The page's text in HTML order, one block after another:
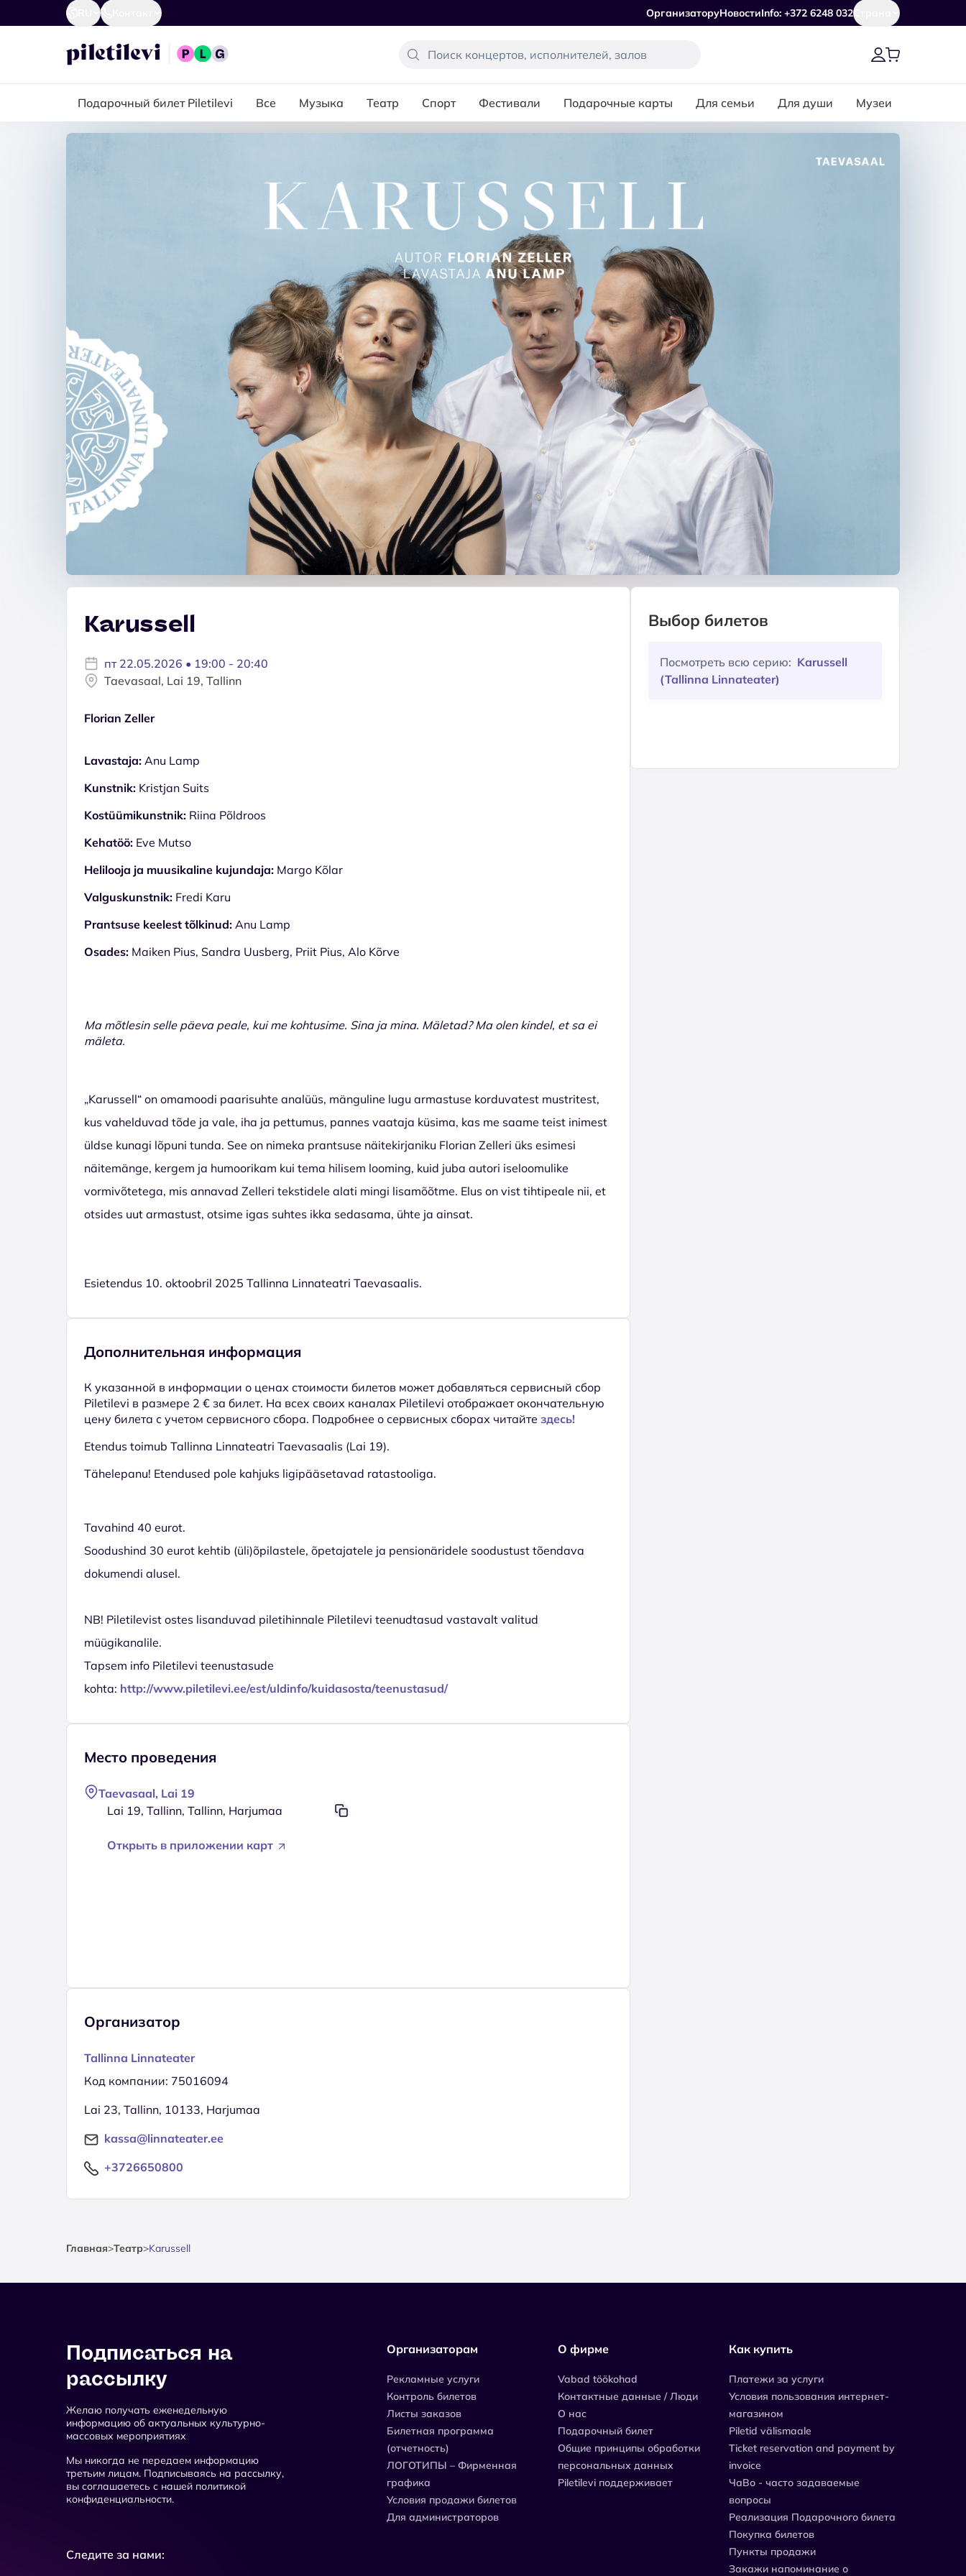
ОрганизаторуНовостиInfo: +372 6248 032Страна
Подарочный билет Piletilevi Все Музыка Театр Спорт Фестивали Подарочные карты Для семьи Для души Музеи
Karussell
пт 22.05.2026 • 19:00 - 20:40
Taevasaal, Lai 19, Tallinn
Florian Zeller
Lavastaja: Anu Lamp
Kunstnik: Kristjan Suits
Kostüümikunstnik: Riina Põldroos
Kehatöö: Eve Mutso
Helilooja ja muusikaline kujundaja: Margo Kõlar
Valguskunstnik: Fredi Karu
Prantsuse keelest tõlkinud: Anu Lamp
Osades: Maiken Pius, Sandra Uusberg, Priit Pius, Alo Kõrve
Ma mõtlesin selle päeva peale, kui me kohtusime. Sina ja mina. Mäletad? Ma olen kindel, et sa ei
mäleta.
„Karussell“ on omamoodi paarisuhte analüüs, mänguline lugu armastuse korduvatest mustritest,
kus vahelduvad tõde ja vale, iha ja pettumus, pannes vaataja küsima, kas me saame teist inimest
üldse kunagi lõpuni tunda. See on nimeka prantsuse näitekirjaniku Florian Zelleri üks esimesi
näitemänge, kergem ja humoorikam kui tema hilisem looming, kuid juba autori iseloomulike
vormivõtetega, mis annavad Zelleri tekstidele alati mingi lisamõõtme. Elus on vist tihtipeale nii, et
otsides uut armastust, otsime igas suhtes ikka sedasama, ühte ja ainsat.
Esietendus 10. oktoobril 2025 Tallinna Linnateatri Taevasaalis.
Дополнительная информация
К указанной в информации о ценах стоимости билетов может добавляться сервисный сбор
Piletilevi в размере 2 € за билет. На всех своих каналах Piletilevi отображает окончательную
цену билета с учетом сервисного сбора. Подробнее о сервисных сборах читайте здесь!
Etendus toimub Tallinna Linnateatri Taevasaalis (Lai 19).
Tähelepanu! Etendused pole kahjuks ligipääsetavad ratastooliga.
Tavahind 40 eurot.
Soodushind 30 eurot kehtib (üli)õpilastele, õpetajatele ja pensionäridele soodustust tõendava
dokumendi alusel.
NB! Piletilevist ostes lisanduvad piletihinnale Piletilevi teenudtasud vastavalt valitud
müügikanalile.
Tapsem info Piletilevi teenustasude
kohta: http://www.piletilevi.ee/est/uldinfo/kuidasosta/teenustasud/
Место проведения
Taevasaal, Lai 19
Lai 19, Tallinn, Tallinn, Harjumaa
Открыть в приложении карт
Организатор
Tallinna Linnateater
Код компании: 75016094
Lai 23, Tallinn, 10133, Harjumaa
kassa@linnateater.ee
+3726650800
Выбор билетов
Посмотреть всю серию: Karussell
(Tallinna Linnateater)
Главная>Театр>Karussell
Подписаться на
рассылку
Желаю получать еженедельную
информацию об актуальных культурно-
массовых мероприятиях
Мы никогда не передаем информацию
третьим лицам. Подписываясь на рассылку,
вы соглашаетесь с нашей политикой
конфиденциальности.
Следите за нами:
Организаторам
Рекламные услуги
Контроль билетов
Листы заказов
Билетная программа
(отчетность)
ЛОГОТИПЫ – Фирменная
графика
Условия продажи билетов
Для администраторов
О фирме
Vabad töökohad
Контактные данные / Люди
О нас
Подарочный билет
Общие принципы обработки
персональных данных
Piletilevi поддерживает
Как купить
Платежи за услуги
Условия пользования интернет-
магазином
Piletid välismaale
Ticket reservation and payment by
invoice
ЧаВо - часто задаваемые
вопросы
Реализация Подарочного билета
Покупка билетов
Пункты продажи
Закажи напоминание о